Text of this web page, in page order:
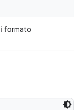
formato